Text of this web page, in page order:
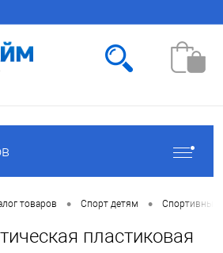
товаров • Спорт детям • Спортивный
пластиковая